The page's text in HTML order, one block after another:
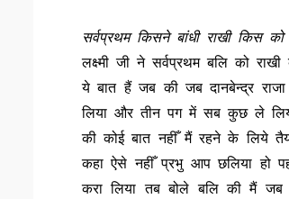
सर्वप्रथम किसने बांधी राखी किस
लक्ष्मी जी ने सर्वप्रथम बलि को राखी
ये बात हैं जब की जब दानबेन्द्र
लिया और तीन पग में सब कुछ ले
की कोई बात नहीँ मैं रहने के लिये
कहा ऐसे नहीँ प्रभु आप छलिया हो
करा लिया तब बोले बलि की मैं